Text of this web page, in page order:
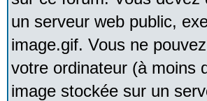
un serveur web public,
image.gif. Vous ne
votre ordinateur (à moins
image stockée sur un